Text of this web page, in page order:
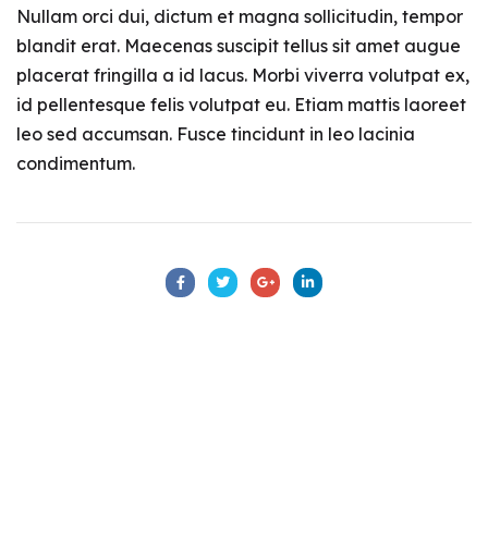
Nullam orci dui, dictum et magna sollicitudin, tempor
blandit erat. Maecenas suscipit tellus sit amet augue
placerat fringilla a id lacus. Morbi viverra volutpat ex,
id pellentesque felis volutpat eu. Etiam mattis laoreet
leo sed accumsan. Fusce tincidunt in leo lacinia
condimentum.